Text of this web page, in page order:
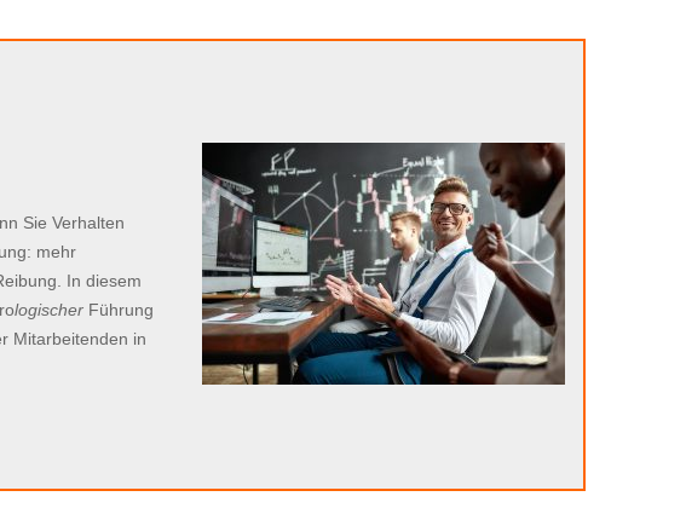
Sie Verhalten
mehr
In diesem
logischer Führung
Mitarbeitenden in